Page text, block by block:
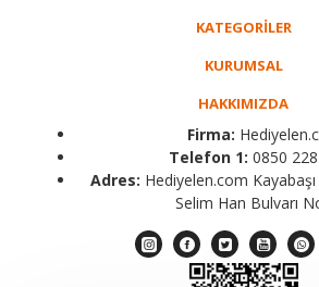
KATEGORİLER
KURUMSAL
HAKKIMIZDA
Firma:
Telefon 1: 0850
Adres: Hediyelen.com
Selim Han Bulvarı